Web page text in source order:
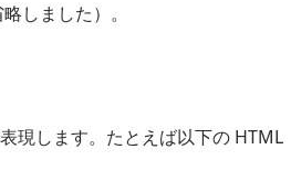
しました）。
現します。たとえば以下の HTML